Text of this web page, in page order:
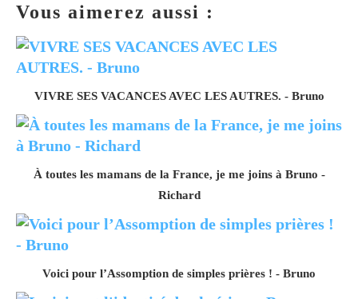
Vous aimerez aussi :
VIVRE SES VACANCES AVEC LES AUTRES. - Bruno
À toutes les mamans de la France, je me joins à Bruno -
Richard
Voici pour l’Assomption de simples prières ! - Bruno